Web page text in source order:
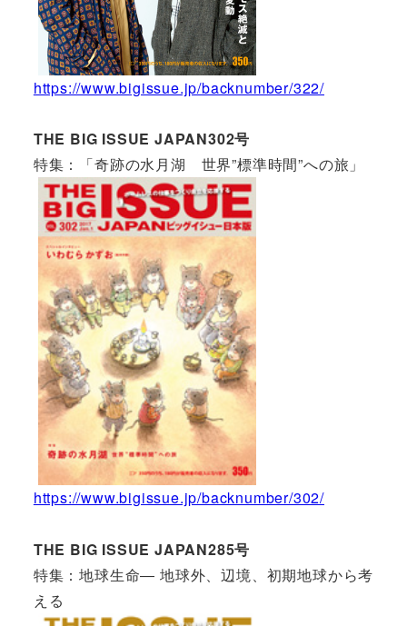
https://www.bigissue.jp/backnumber/322/
THE BIG ISSUE JAPAN302号
特集：「奇跡の水月湖 世界”標準時間”への旅」
https://www.bigissue.jp/backnumber/302/
THE BIG ISSUE JAPAN285号
特集：地球生命― 地球外、辺境、初期地球から考
える